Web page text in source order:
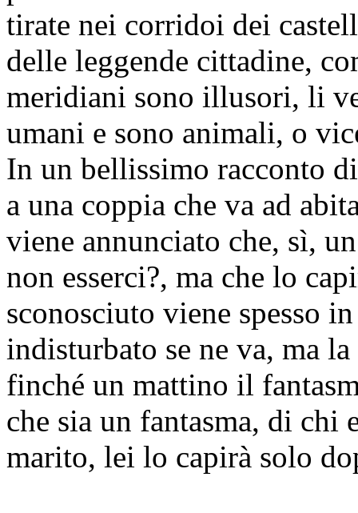
tirate nei corridoi dei
delle leggende cittadine,
meridiani sono illusori, li
umani e sono animali, o
In un bellissimo racconto
a una coppia che va ad
viene annunciato che, sì,
non esserci?, ma che lo
sconosciuto viene spesso
indisturbato se ne va, ma
finché un mattino il
che sia un fantasma, di chi
marito, lei lo capirà solo